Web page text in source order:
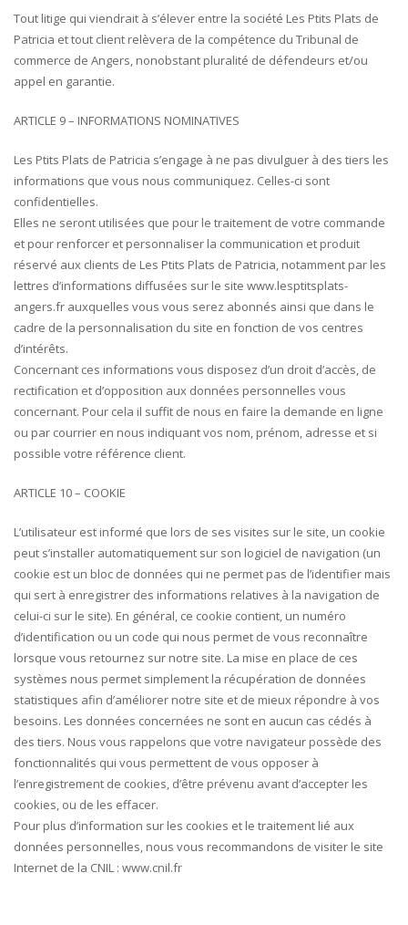
Tout litige qui viendrait à s’élever entre la société Les Ptits Plats de
Patricia et tout client relèvera de la compétence du Tribunal de
commerce de Angers, nonobstant pluralité de défendeurs et/ou
appel en garantie.
ARTICLE 9 – INFORMATIONS NOMINATIVES
Les Ptits Plats de Patricia s’engage à ne pas divulguer à des tiers les
informations que vous nous communiquez. Celles-ci sont
confidentielles.
Elles ne seront utilisées que pour le traitement de votre commande
et pour renforcer et personnaliser la communication et produit
réservé aux clients de Les Ptits Plats de Patricia, notamment par les
lettres d’informations diffusées sur le site www.lesptitsplats-
angers.fr auxquelles vous vous serez abonnés ainsi que dans le
cadre de la personnalisation du site en fonction de vos centres
d’intérêts.
Concernant ces informations vous disposez d’un droit d’accès, de
rectification et d’opposition aux données personnelles vous
concernant. Pour cela il suffit de nous en faire la demande en ligne
ou par courrier en nous indiquant vos nom, prénom, adresse et si
possible votre référence client.
ARTICLE 10 – COOKIE
L’utilisateur est informé que lors de ses visites sur le site, un cookie
peut s’installer automatiquement sur son logiciel de navigation (un
cookie est un bloc de données qui ne permet pas de l’identifier mais
qui sert à enregistrer des informations relatives à la navigation de
celui-ci sur le site). En général, ce cookie contient, un numéro
d’identification ou un code qui nous permet de vous reconnaître
lorsque vous retournez sur notre site. La mise en place de ces
systèmes nous permet simplement la récupération de données
statistiques afin d’améliorer notre site et de mieux répondre à vos
besoins. Les données concernées ne sont en aucun cas cédés à
des tiers. Nous vous rappelons que votre navigateur possède des
fonctionnalités qui vous permettent de vous opposer à
l’enregistrement de cookies, d’être prévenu avant d’accepter les
cookies, ou de les effacer.
Pour plus d’information sur les cookies et le traitement lié aux
données personnelles, nous vous recommandons de visiter le site
Internet de la CNIL : www.cnil.fr